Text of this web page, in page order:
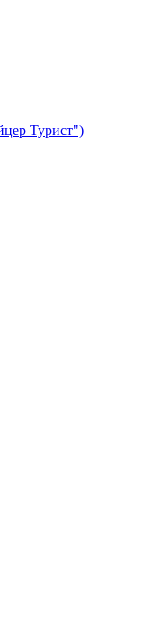
Турист")